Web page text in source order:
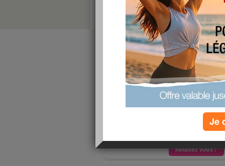
Je viens juste de
minutes sur
vous ?
publié le 25/05/2012 à 17:07
Je viens
relaxer 2
Je